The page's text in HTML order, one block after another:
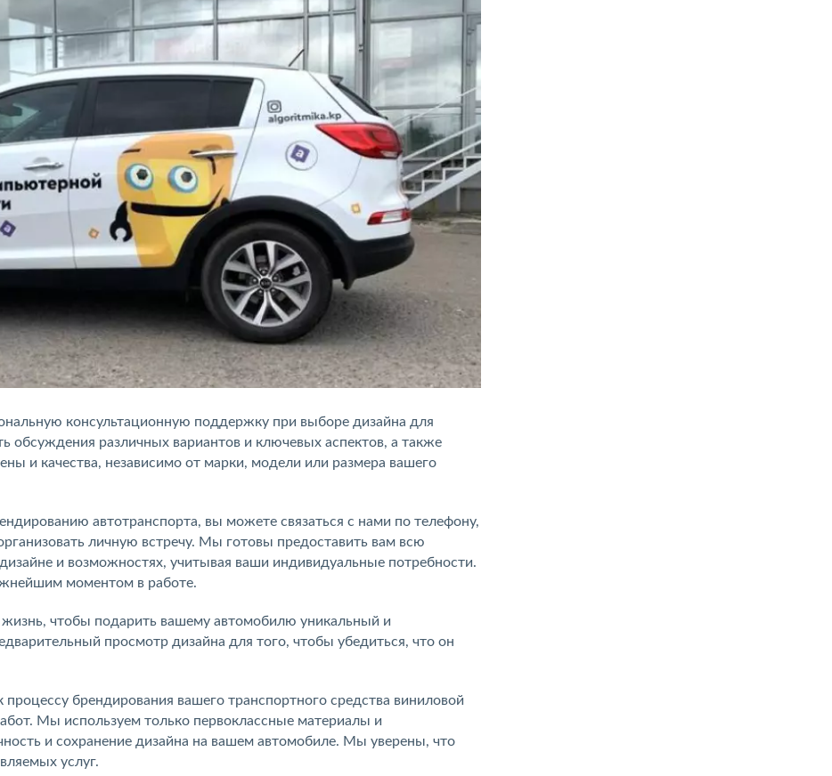
консультационную поддержку при выборе дизайна для
обсуждения различных вариантов и ключевых аспектов, а также
и качества, независимо от марки, модели или размера вашего
автотранспорта, вы можете связаться с нами по телефону,
личную встречу. Мы готовы предоставить вам всю
и возможностях, учитывая ваши индивидуальные потребности.
моментом в работе.
чтобы подарить вашему автомобилю уникальный и
просмотр дизайна для того, чтобы убедиться, что он
брендирования вашего транспортного средства виниловой
Мы используем только первоклассные материалы и
и сохранение дизайна на вашем автомобиле. Мы уверены, что
услуг.